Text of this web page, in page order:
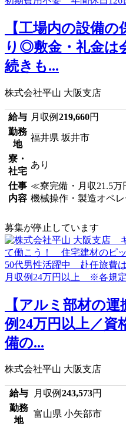
【工場内の設備
り◎敷金・礼金は
続きも...
株式会社平山 大阪支店
給与 月収例 219,660円
勤務
地
福井県 坂井市
寮・
社宅
あり
仕事
内容
≪寮完備・月収21.5
機械操作・製造オペ
募集が停止しています
【アルミ部材の
例24万円以上／資
備の...
株式会社平山 大阪支店
給与 月収例 243,573円
勤務
地
富山県 小矢部市